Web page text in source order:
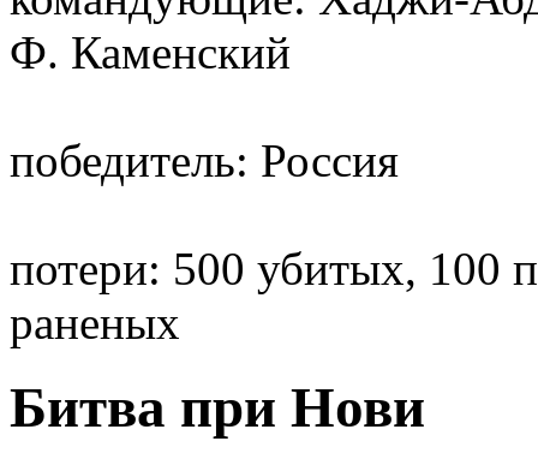
Ф. Каменский
победитель: Россия
потери: 500 убитых, 100
раненых
Битва при Нови